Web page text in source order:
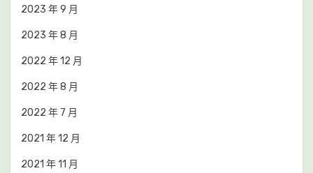
2023 年 9 月
2023 年 8 月
2022 年 12 月
2022 年 8 月
2022 年 7 月
2021 年 12 月
2021 年 11 月